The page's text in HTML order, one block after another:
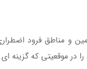
و مناطق فرود
در موقعیتی که گزینه